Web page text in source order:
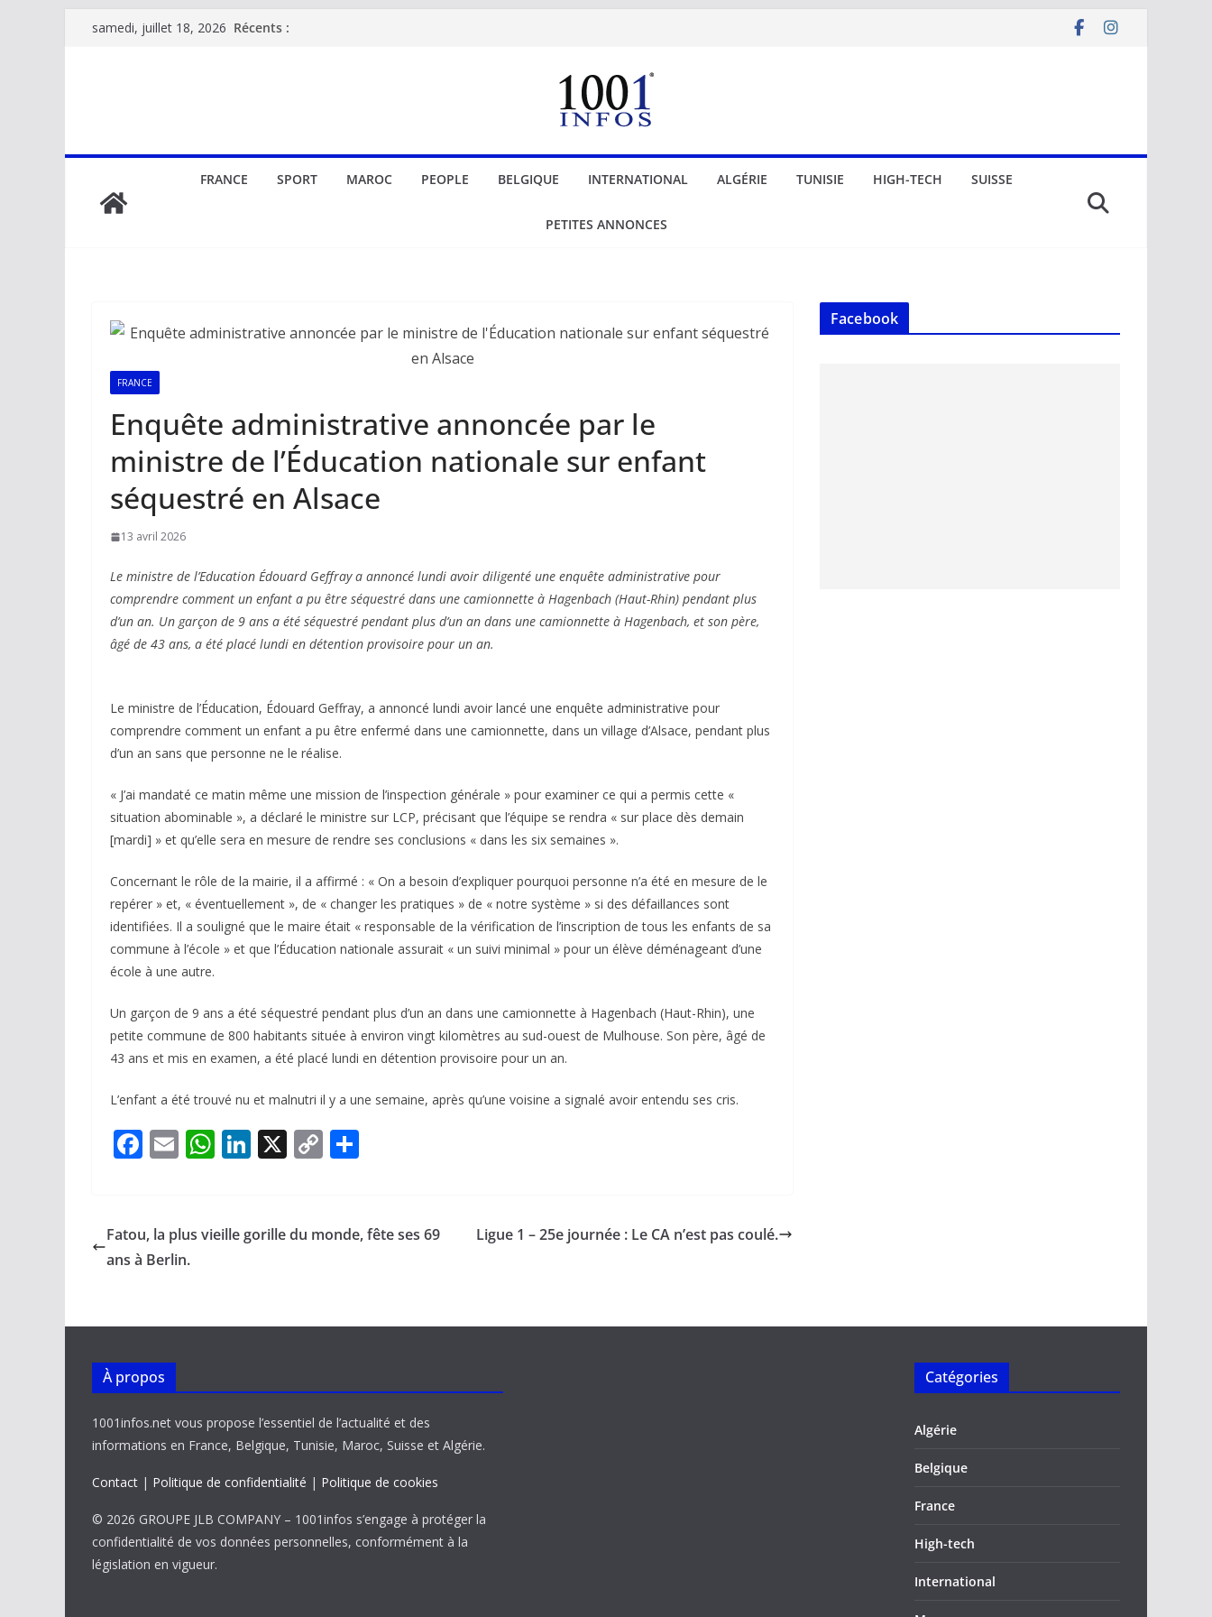
Passersamedi, juillet 18, 2026 Récents :
FRANCE SPORT MAROC PEOPLE BELGIQUE INTERNATIONAL ALGÉRIE TUNISIE HIGH-TECH SUISSE
PETITES ANNONCES
FRANCE
Enquête administrative annoncée par le
ministre de l’Éducation nationale sur enfant
séquestré en Alsace
13 avril 2026
Le ministre de l’Education Édouard Geffray a annoncé lundi avoir diligenté une enquête administrative pour
comprendre comment un enfant a pu être séquestré dans une camionnette à Hagenbach (Haut-Rhin) pendant plus
d’un an. Un garçon de 9 ans a été séquestré pendant plus d’un an dans une camionnette à Hagenbach, et son père,
âgé de 43 ans, a été placé lundi en détention provisoire pour un an.
Le ministre de l’Éducation, Édouard Geffray, a annoncé lundi avoir lancé une enquête administrative pour
comprendre comment un enfant a pu être enfermé dans une camionnette, dans un village d’Alsace, pendant plus
d’un an sans que personne ne le réalise.
« J’ai mandaté ce matin même une mission de l’inspection générale » pour examiner ce qui a permis cette «
situation abominable », a déclaré le ministre sur LCP, précisant que l’équipe se rendra « sur place dès demain
[mardi] » et qu’elle sera en mesure de rendre ses conclusions « dans les six semaines ».
Concernant le rôle de la mairie, il a affirmé : « On a besoin d’expliquer pourquoi personne n’a été en mesure de le
repérer » et, « éventuellement », de « changer les pratiques » de « notre système » si des défaillances sont
identifiées. Il a souligné que le maire était « responsable de la vérification de l’inscription de tous les enfants de sa
commune à l’école » et que l’Éducation nationale assurait « un suivi minimal » pour un élève déménageant d’une
école à une autre.
Un garçon de 9 ans a été séquestré pendant plus d’un an dans une camionnette à Hagenbach (Haut-Rhin), une
petite commune de 800 habitants située à environ vingt kilomètres au sud-ouest de Mulhouse. Son père, âgé de
43 ans et mis en examen, a été placé lundi en détention provisoire pour un an.
L’enfant a été trouvé nu et malnutri il y a une semaine, après qu’une voisine a signalé avoir entendu ses cris.
F
b
o
k
E
l
W
s
p
Li
e
X C
y
k
g
Fatou, la plus vieille gorille du monde, fête ses 69
ans à Berlin.
Ligue 1 – 25e journée : Le CA n’est pas coulé.
Facebook
À propos
1001infos.net vous propose l’essentiel de l’actualité et des
informations en France, Belgique, Tunisie, Maroc, Suisse et Algérie.
Contact | Politique de confidentialité | Politique de cookies
© 2026 GROUPE JLB COMPANY – 1001infos s’engage à protéger la
confidentialité de vos données personnelles, conformément à la
législation en vigueur.
Catégories
Algérie
Belgique
France
High-tech
International